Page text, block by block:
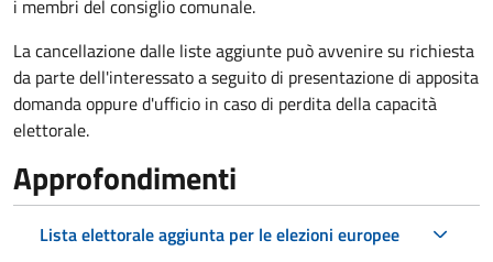
i membri del consiglio comunale.
La cancellazione dalle liste aggiunte può avvenire su richiesta
da parte dell'interessato a seguito di presentazione di apposita
domanda oppure d'ufficio in caso di perdita della capacità
elettorale.
Approfondimenti
Lista elettorale aggiunta per le elezioni europee